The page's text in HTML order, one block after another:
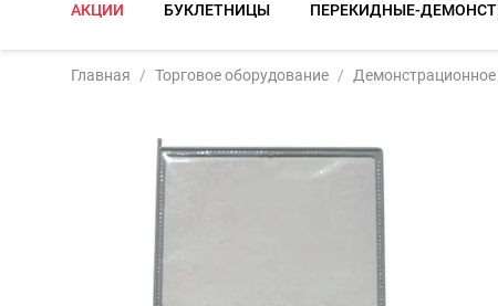
АКЦИИ БУКЛЕТНИЦЫ ПЕРЕКИДНЫЕ-
Главная Торговое оборудование